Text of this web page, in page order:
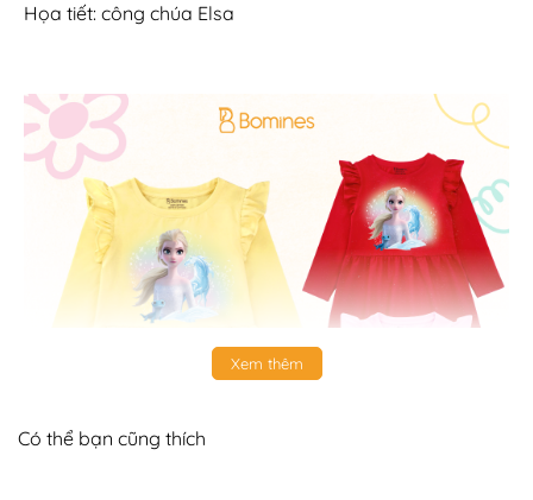
Họa tiết: công chúa Elsa
Xem thêm
Có thể bạn cũng thích